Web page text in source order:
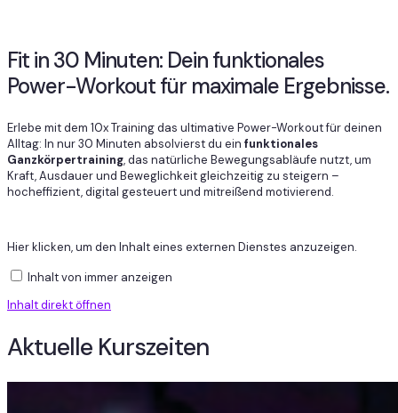
Fit in 30 Minuten: Dein funktionales
Power-Workout für maximale Ergebnisse.
Erlebe mit dem 10x Training das ultimative Power-Workout für deinen
Alltag: In nur 30 Minuten absolvierst du ein funktionales
Ganzkörpertraining, das natürliche Bewegungsabläufe nutzt, um
Kraft, Ausdauer und Beweglichkeit gleichzeitig zu steigern –
hocheffizient, digital gesteuert und mitreißend motivierend.
Inhalt
anzeigen
Hier klicken, um den Inhalt eines externen Dienstes anzuzeigen.
Inhalt von immer anzeigen
Inhalt direkt öffnen
Aktuelle Kurszeiten